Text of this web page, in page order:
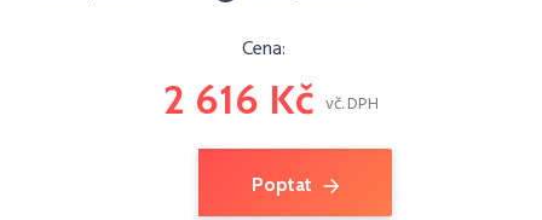
Cena:
2 616 Kč vč. DPH
Poptat